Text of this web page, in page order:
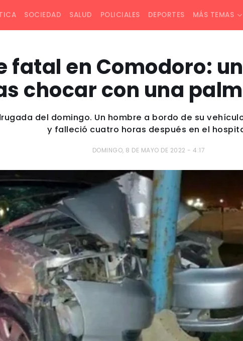
SOCIEDAD SALUD POLICIALES DEPORTES MÁS TEMAS
fatal en Comodoro:
chocar con una
del domingo. Un hombre a bordo de su
y falleció cuatro horas después en el
DOMINGO, 8 DE MAYO DE 2022 - 4:17